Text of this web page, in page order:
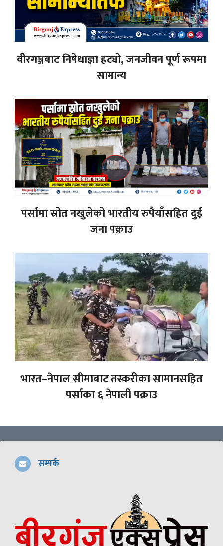
वीरगञ्जबाट निषेधाज्ञा हट्यो, जनजीवन पूर्ण रूपमा
सामान्य
पर्सामा स्रोत नखुलेको भारतीय रुपैयाँसहित दुई
जना पक्राउ
भारत–नेपाल सीमाबाट तस्करीका सामानसहित
पर्साका ६ नेपाली पक्राउ
सम्पर्क